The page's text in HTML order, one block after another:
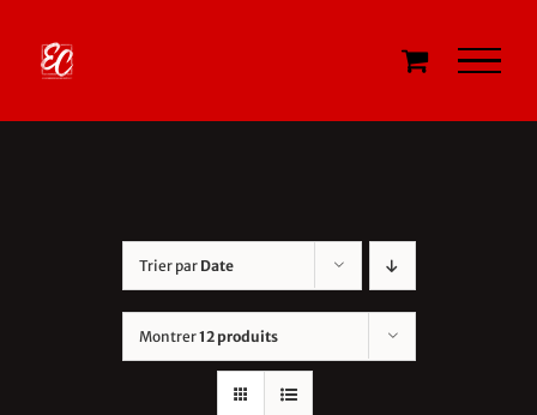
contenu
Trier par Date
Montrer12 produits